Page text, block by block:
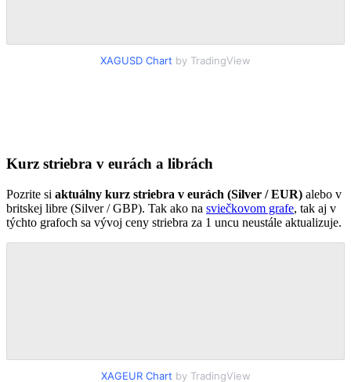
XAGUSD Chart by TradingView
Kurz striebra v eurách a librách
Pozrite si aktuálny kurz striebra v eurách (Silver / EUR) alebo v
britskej libre (Silver / GBP). Tak ako na sviečkovom grafe, tak aj v
týchto grafoch sa vývoj ceny striebra za 1 uncu neustále aktualizuje.
XAGEUR Chart by TradingView